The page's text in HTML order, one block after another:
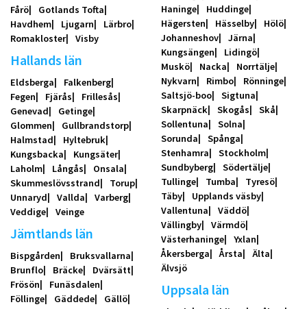
Fårö
Gotlands Tofta
Havdhem
Ljugarn
Lärbro
Romakloster
Visby
Hallands län
Eldsberga
Falkenberg
Fegen
Fjärås
Frillesås
Genevad
Getinge
Glommen
Gullbrandstorp
Halmstad
Hyltebruk
Kungsbacka
Kungsäter
Laholm
Långås
Onsala
Skummeslövsstrand
Torup
Unnaryd
Vallda
Varberg
Veddige
Veinge
Jämtlands län
Bispgården
Bruksvallarna
Brunflo
Bräcke
Dvärsätt
Frösön
Funäsdalen
Föllinge
Gäddede
Gällö
Haninge
Huddinge
Hägersten
Hässelby
Hölö
Johanneshov
Järna
Kungsängen
Lidingö
Muskö
Nacka
Norrtälje
Nykvarn
Rimbo
Rönninge
Saltsjö-boo
Sigtuna
Skarpnäck
Skogås
Skå
Sollentuna
Solna
Sorunda
Spånga
Stenhamra
Stockholm
Sundbyberg
Södertälje
Tullinge
Tumba
Tyresö
Täby
Upplands väsby
Vallentuna
Väddö
Vällingby
Värmdö
Västerhaninge
Yxlan
Åkersberga
Årsta
Älta
Älvsjö
Uppsala län